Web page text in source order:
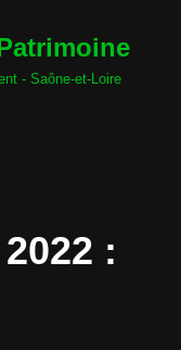
- Saône-et-Loire
: